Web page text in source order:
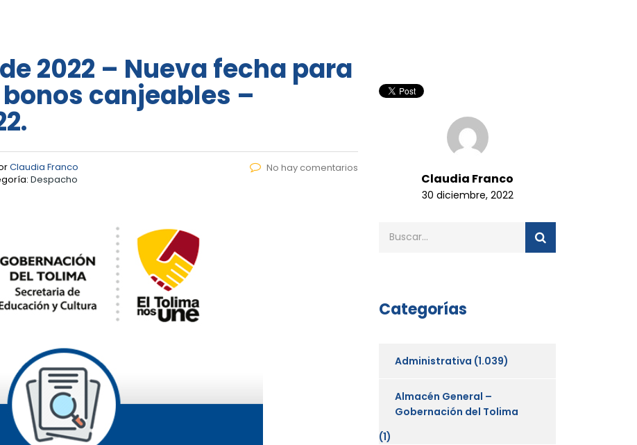
2022 – Nueva fecha para
canjeables –
Claudia Franco
Despacho
No hay comentarios
Claudia Franco
30 diciembre, 2022
Categorías
Administrativa (1.039)
Almacén General –
Gobernación del Tolima
(1)